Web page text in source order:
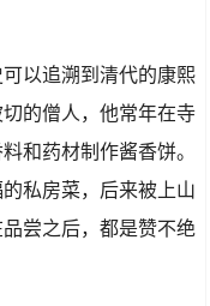
以追溯到清代的康熙
的僧人，他常年在寺
和药材制作酱香饼。
私房菜，后来被上山
尝之后，都是赞不绝